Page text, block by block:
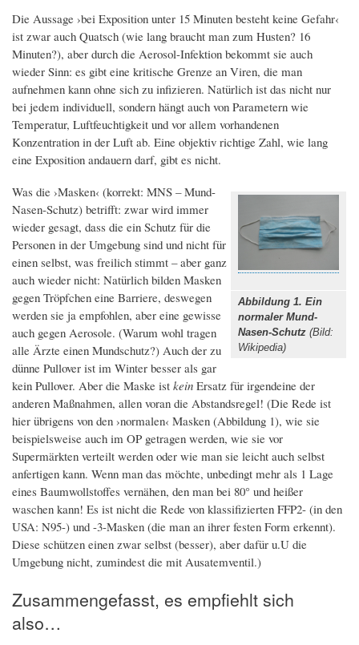
Die Aussage ›bei Exposition unter 15 Minuten besteht keine Gefahr‹
ist zwar auch Quatsch (wie lang braucht man zum Husten? 16
Minuten?), aber durch die Aerosol-Infektion bekommt sie auch
wieder Sinn: es gibt eine kritische Grenze an Viren, die man
aufnehmen kann ohne sich zu infizieren. Natürlich ist das nicht nur
bei jedem individuell, sondern hängt auch von Parametern wie
Temperatur, Luftfeuchtigkeit und vor allem vorhandenen
Konzentration in der Luft ab. Eine objektiv richtige Zahl, wie lang
eine Exposition andauern darf, gibt es nicht.
Abbildung 1. Ein
normaler Mund-
Nasen-Schutz (Bild:
Wikipedia)
Was die ›Masken‹ (korrekt: MNS – Mund-
Nasen-Schutz) betrifft: zwar wird immer
wieder gesagt, dass die ein Schutz für die
Personen in der Umgebung sind und nicht für
einen selbst, was freilich stimmt – aber ganz
auch wieder nicht: Natürlich bilden Masken
gegen Tröpfchen eine Barriere, deswegen
werden sie ja empfohlen, aber eine gewisse
auch gegen Aerosole. (Warum wohl tragen
alle Ärzte einen Mundschutz?) Auch der zu
dünne Pullover ist im Winter besser als gar
kein Pullover. Aber die Maske ist kein Ersatz für irgendeine der
anderen Maßnahmen, allen voran die Abstandsregel! (Die Rede ist
hier übrigens von den ›normalen‹ Masken (Abbildung 1), wie sie
beispielsweise auch im OP getragen werden, wie sie vor
Supermärkten verteilt werden oder wie man sie leicht auch selbst
anfertigen kann. Wenn man das möchte, unbedingt mehr als 1 Lage
eines Baumwollstoffes vernähen, den man bei 80° und heißer
waschen kann! Es ist nicht die Rede von klassifizierten FFP2- (in den
USA: N95-) und -3-Masken (die man an ihrer festen Form erkennt).
Diese schützen einen zwar selbst (besser), aber dafür u.U die
Umgebung nicht, zumindest die mit Ausatemventil.)
Zusammengefasst, es empfiehlt sich
also…